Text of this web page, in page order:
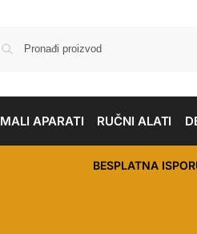
MALI APARATI RUČNI ALATI
BESPLATNA